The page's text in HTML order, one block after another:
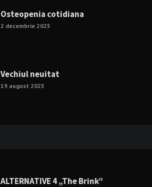
Osteopenia cotidiana
2 decembrie 2025
Vechiul neuitat
19 august 2025
ALTERNATIVE 4 „The Brink”